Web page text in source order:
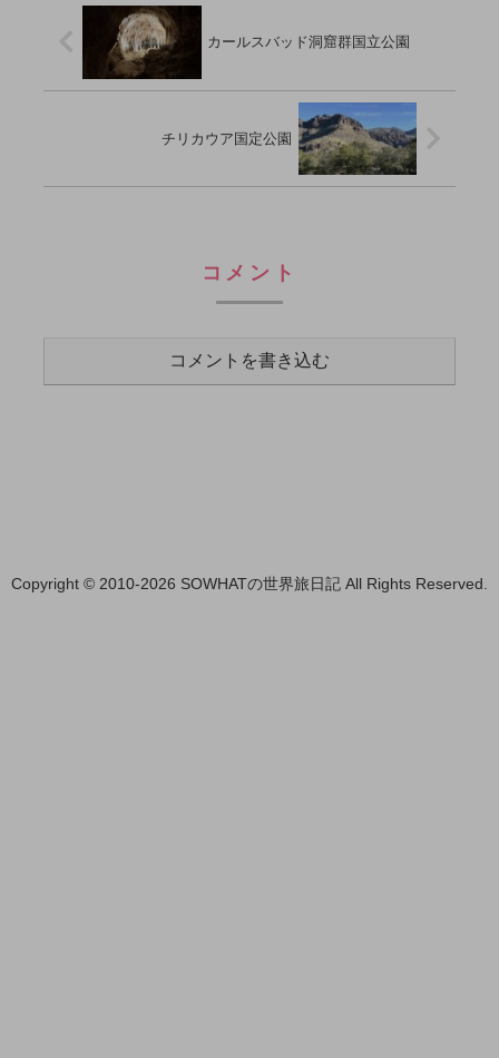
カールスバッド洞窟群国立公園
チリカウア国定公園
コメント
コメントを書き込む
Copyright © 2010-2026 SOWHATの世界旅日記 All Rights Reserved.